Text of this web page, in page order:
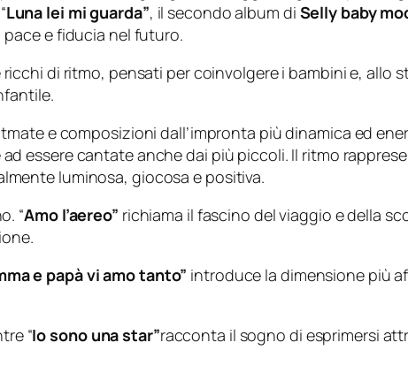
Luna lei mi guarda”, il secondo album di Selly baby
e fiducia nel futuro.
ricchi di ritmo, pensati per coinvolgere i bambini e, allo
e composizioni dall’impronta più dinamica ed
essere cantate anche dai più piccoli. Il ritmo
luminosa, giocosa e positiva.
“Amo l’aereo” richiama il fascino del viaggio e della
e papà vi amo tanto” introduce la dimensione più
“Io sono una star”racconta il sogno di esprimersi